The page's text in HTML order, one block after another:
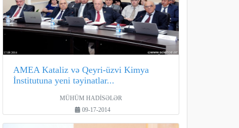
AMEA Kataliz və Qeyri-üzvi Kimya
İnstitutuna yeni təyinatlar...
MÜHÜM HADİSƏLƏR
09-17-2014